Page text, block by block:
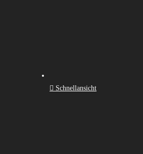
Schnellansicht